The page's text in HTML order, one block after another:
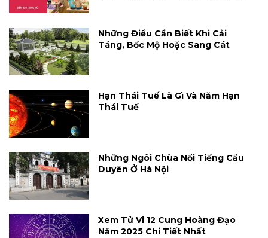
Những Điều Cần Biết Khi Cải
Táng, Bốc Mộ Hoặc Sang Cát
Hạn Thái Tuế Là Gì Và Năm Hạn
Thái Tuế
Những Ngôi Chùa Nổi Tiếng Cầu
Duyên Ở Hà Nội
Xem Tử Vi 12 Cung Hoàng Đạo
Năm 2025 Chi Tiết Nhất